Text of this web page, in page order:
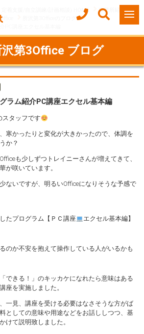
定着支援/自立訓練/計画相談) HOME
事業所紹介
PC講座エクセル基本編
沢第3Office ブログ
ラム紹介PC講座エクセル基本編
スタッフです
寒かったりと変化が大きかったので、体調を
か？
も少しずつトレイニーさんが増えてきて、
が咲いています。
ないですが、明るいOfficeになりそうな予感で
たプログラム【ＰＣ講座
エクセル基本編】
のか不安を抱えて操作している人がいるかも
できる！」のキッカケになれたら意味はある
座を実施しました。
一見、講座を受ける必要はなさそうな方がば
としての意味や用途などをお話ししつつ、基
けて説明致しました。